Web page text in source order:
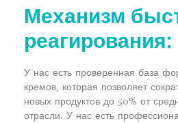
Механизм
реагирования:
У нас есть проверенная база
кремов, которая позволяет
новых продуктов до 50% от
отрасли. У нас есть